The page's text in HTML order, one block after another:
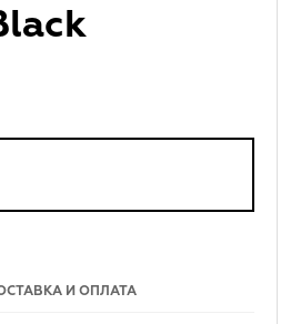
И ОПЛАТА